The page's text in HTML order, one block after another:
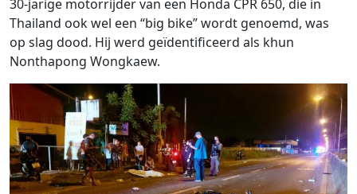
30-jarige motorrijder van een Honda CPR 650, die in
Thailand ook wel een “big bike” wordt genoemd, was
op slag dood. Hij werd geïdentificeerd als khun
Nonthapong Wongkaew.